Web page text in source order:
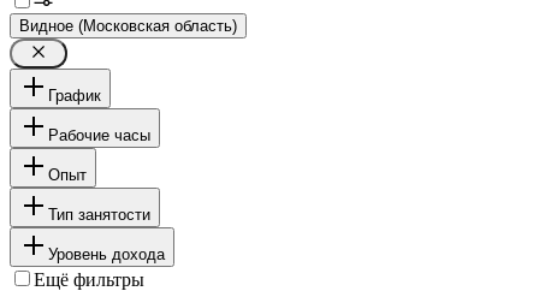
Видное (Московская область)
График
Рабочие часы
Опыт
Тип занятости
Уровень дохода
Ещё фильтры